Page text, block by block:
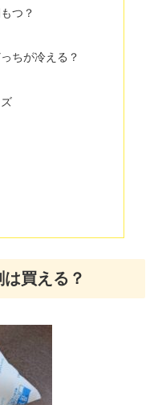
つ？
ちが冷える？
買える？